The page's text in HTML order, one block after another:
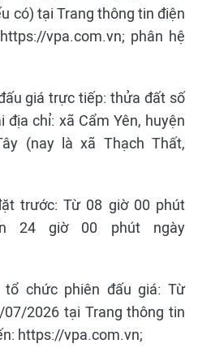
có) tại Trang thông tin điện
vpa.com.vn; phân hệ
giá trực tiếp: thửa đất số
địa chỉ: xã Cẩm Yên, huyện
(nay là xã Thạch Thất,
trước: Từ 08 giờ 00 phút
24 giờ 00 phút ngày
chức phiên đấu giá: Từ
2026 tại Trang thông tin
https://vpa.com.vn;